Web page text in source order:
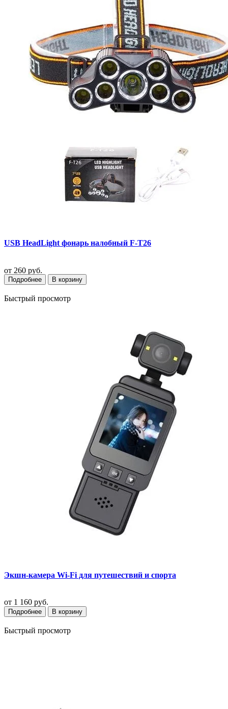
USB HeadLight фонарь налобный F-T26
от 260 руб.
Подробнее В корзину
Быстрый просмотр
Экшн-камера Wi-Fi для путешествий и спорта
от 1 160 руб.
Подробнее В корзину
Быстрый просмотр